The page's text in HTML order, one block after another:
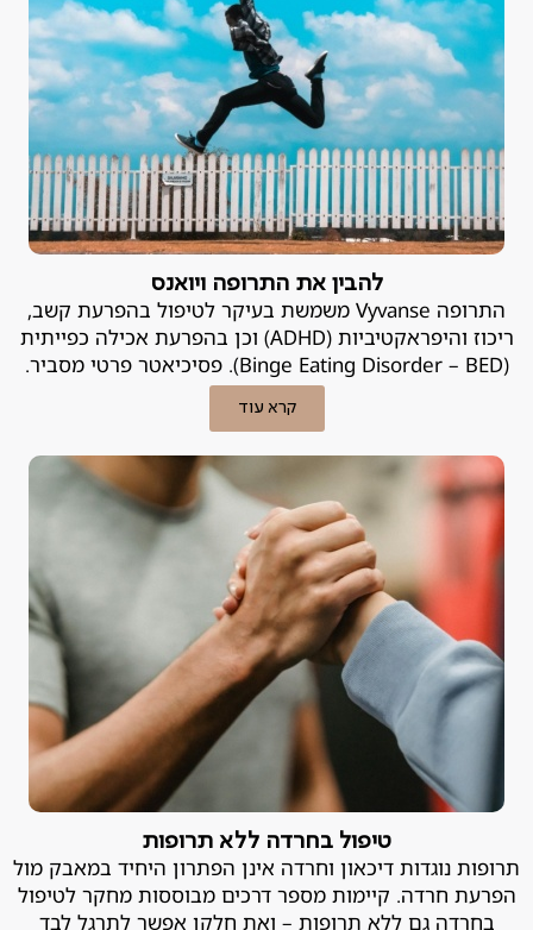
להבין את התרופה ויואנס
התרופה Vyvanse משמשת בעיקר לטיפול בהפרעת קשב,
ריכוז והיפראקטיביות (ADHD) וכן בהפרעת אכילה כפייתית
(Binge Eating Disorder – BED). פסיכיאטר פרטי מסביר.
קרא עוד
טיפול בחרדה ללא תרופות
תרופות נוגדות דיכאון וחרדה אינן הפתרון היחיד במאבק מול
הפרעת חרדה. קיימות מספר דרכים מבוססות מחקר לטיפול
בחרדה גם ללא תרופות – ואת חלקן אפשר לתרגל לבד